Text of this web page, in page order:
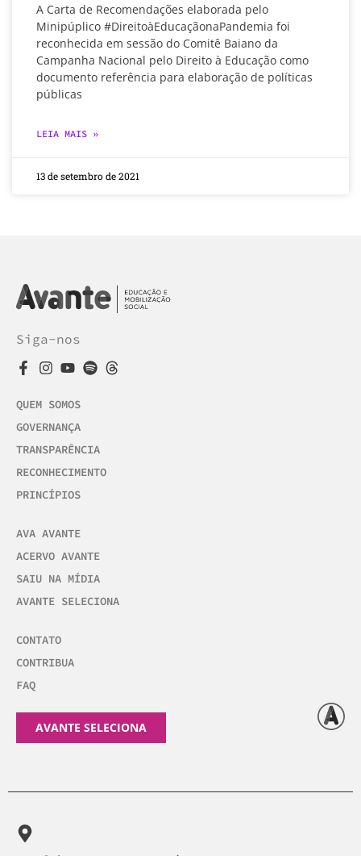
A Carta de Recomendações elaborada pelo
Minipúplico #DireitoàEducaçãonaPandemia foi
reconhecida em sessão do Comitê Baiano da
Campanha Nacional pelo Direito à Educação como
documento referência para elaboração de políticas
públicas
LEIA MAIS »
13 de setembro de 2021
Siga-nos
QUEM SOMOS
GOVERNANÇA
TRANSPARÊNCIA
RECONHECIMENTO
PRINCÍPIOS
AVA AVANTE
ACERVO AVANTE
SAIU NA MÍDIA
AVANTE SELECIONA
CONTATO
CONTRIBUA
FAQ
AVANTE SELECIONA